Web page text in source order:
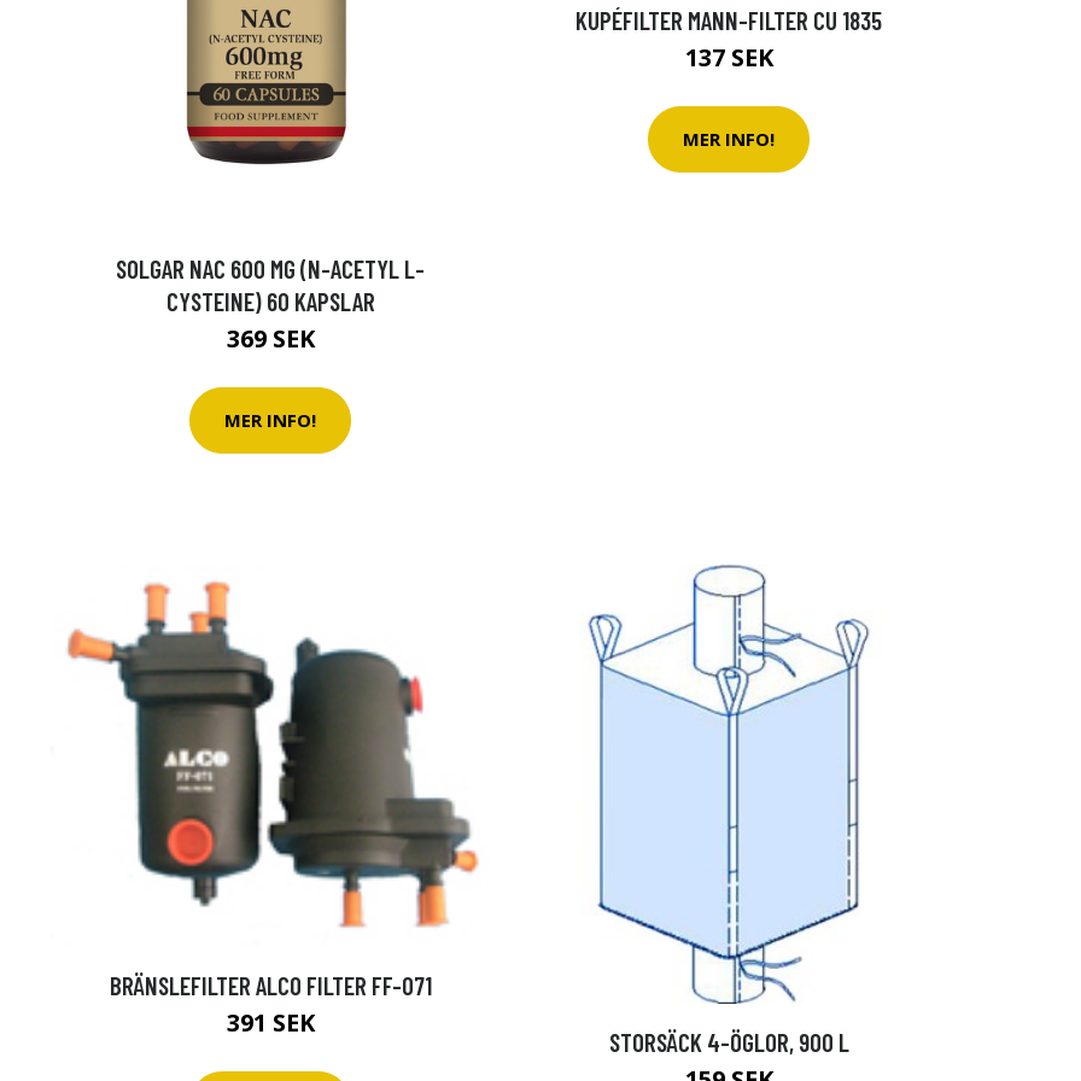
SOLGAR NAC 600 MG (N-ACETYL L-
CYSTEINE) 60 KAPSLAR
369 SEK
MER INFO!
KUPÉFILTER MANN-FILTER CU 1835
137 SEK
MER INFO!
BRÄNSLEFILTER ALCO FILTER FF-071
391 SEK
STORSÄCK 4-ÖGLOR, 900 L